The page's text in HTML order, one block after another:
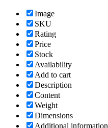
Image
SKU
Rating
Price
Stock
Availability
Add to cart
Description
Content
Weight
Dimensions
Additional information